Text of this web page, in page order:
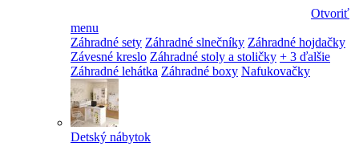
Otvoriť
menu
Záhradné sety Záhradné slnečníky Záhradné hojdačky
Závesné kreslo Záhradné stoly a stoličky + 3 ďalšie
Záhradné lehátka Záhradné boxy Nafukovačky
Detský nábytok